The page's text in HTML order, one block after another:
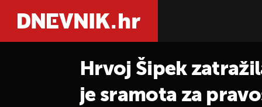
Hrvoj Šipek
je sramota za